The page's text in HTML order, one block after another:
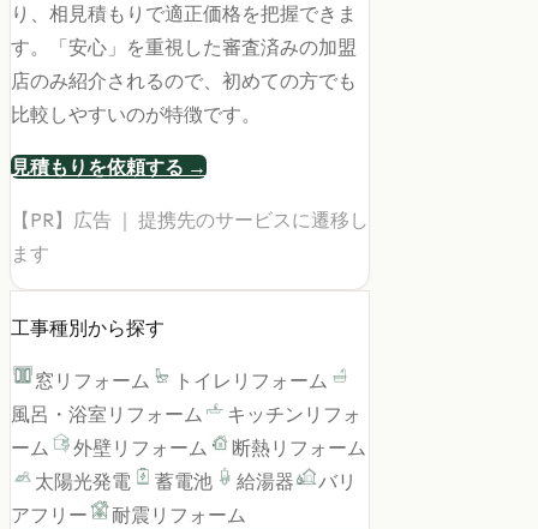
り、相見積もりで適正価格を把握できま
す。「安心」を重視した審査済みの加盟
店のみ紹介されるので、初めての方でも
比較しやすいのが特徴です。
見積もりを依頼する →
【PR】広告 ｜ 提携先のサービスに遷移し
ます
工事種別から探す
窓リフォーム
トイレリフォーム
風呂・浴室リフォーム
キッチンリフォ
ーム
外壁リフォーム
断熱リフォーム
太陽光発電
蓄電池 給湯器
バリ
アフリー
耐震リフォーム